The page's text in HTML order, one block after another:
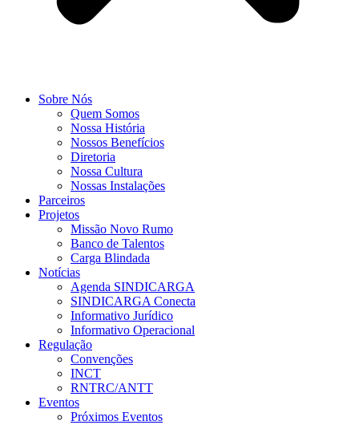
Sobre Nós
Quem Somos
Nossa História
Nossos Benefícios
Diretoria
Nossa Cultura
Nossas Instalações
Parceiros
Projetos
Missão Novo Rumo
Banco de Talentos
Carga Blindada
Notícias
Agenda SINDICARGA
SINDICARGA Conecta
Informativo Jurídico
Informativo Operacional
Regulação
Convenções
INCT
RNTRC/ANTT
Eventos
Próximos Eventos